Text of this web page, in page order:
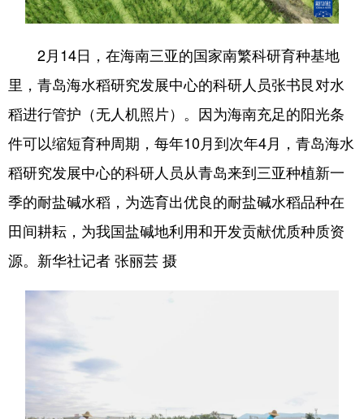
2月14日，在海南三亚的国家南繁科研育种基地
里，青岛海水稻研究发展中心的科研人员张书艮对水
稻进行管护（无人机照片）。因为海南充足的阳光条
件可以缩短育种周期，每年10月到次年4月，青岛海水
稻研究发展中心的科研人员从青岛来到三亚种植新一
季的耐盐碱水稻，为选育出优良的耐盐碱水稻品种在
田间耕耘，为我国盐碱地利用和开发贡献优质种质资
源。新华社记者 张丽芸 摄